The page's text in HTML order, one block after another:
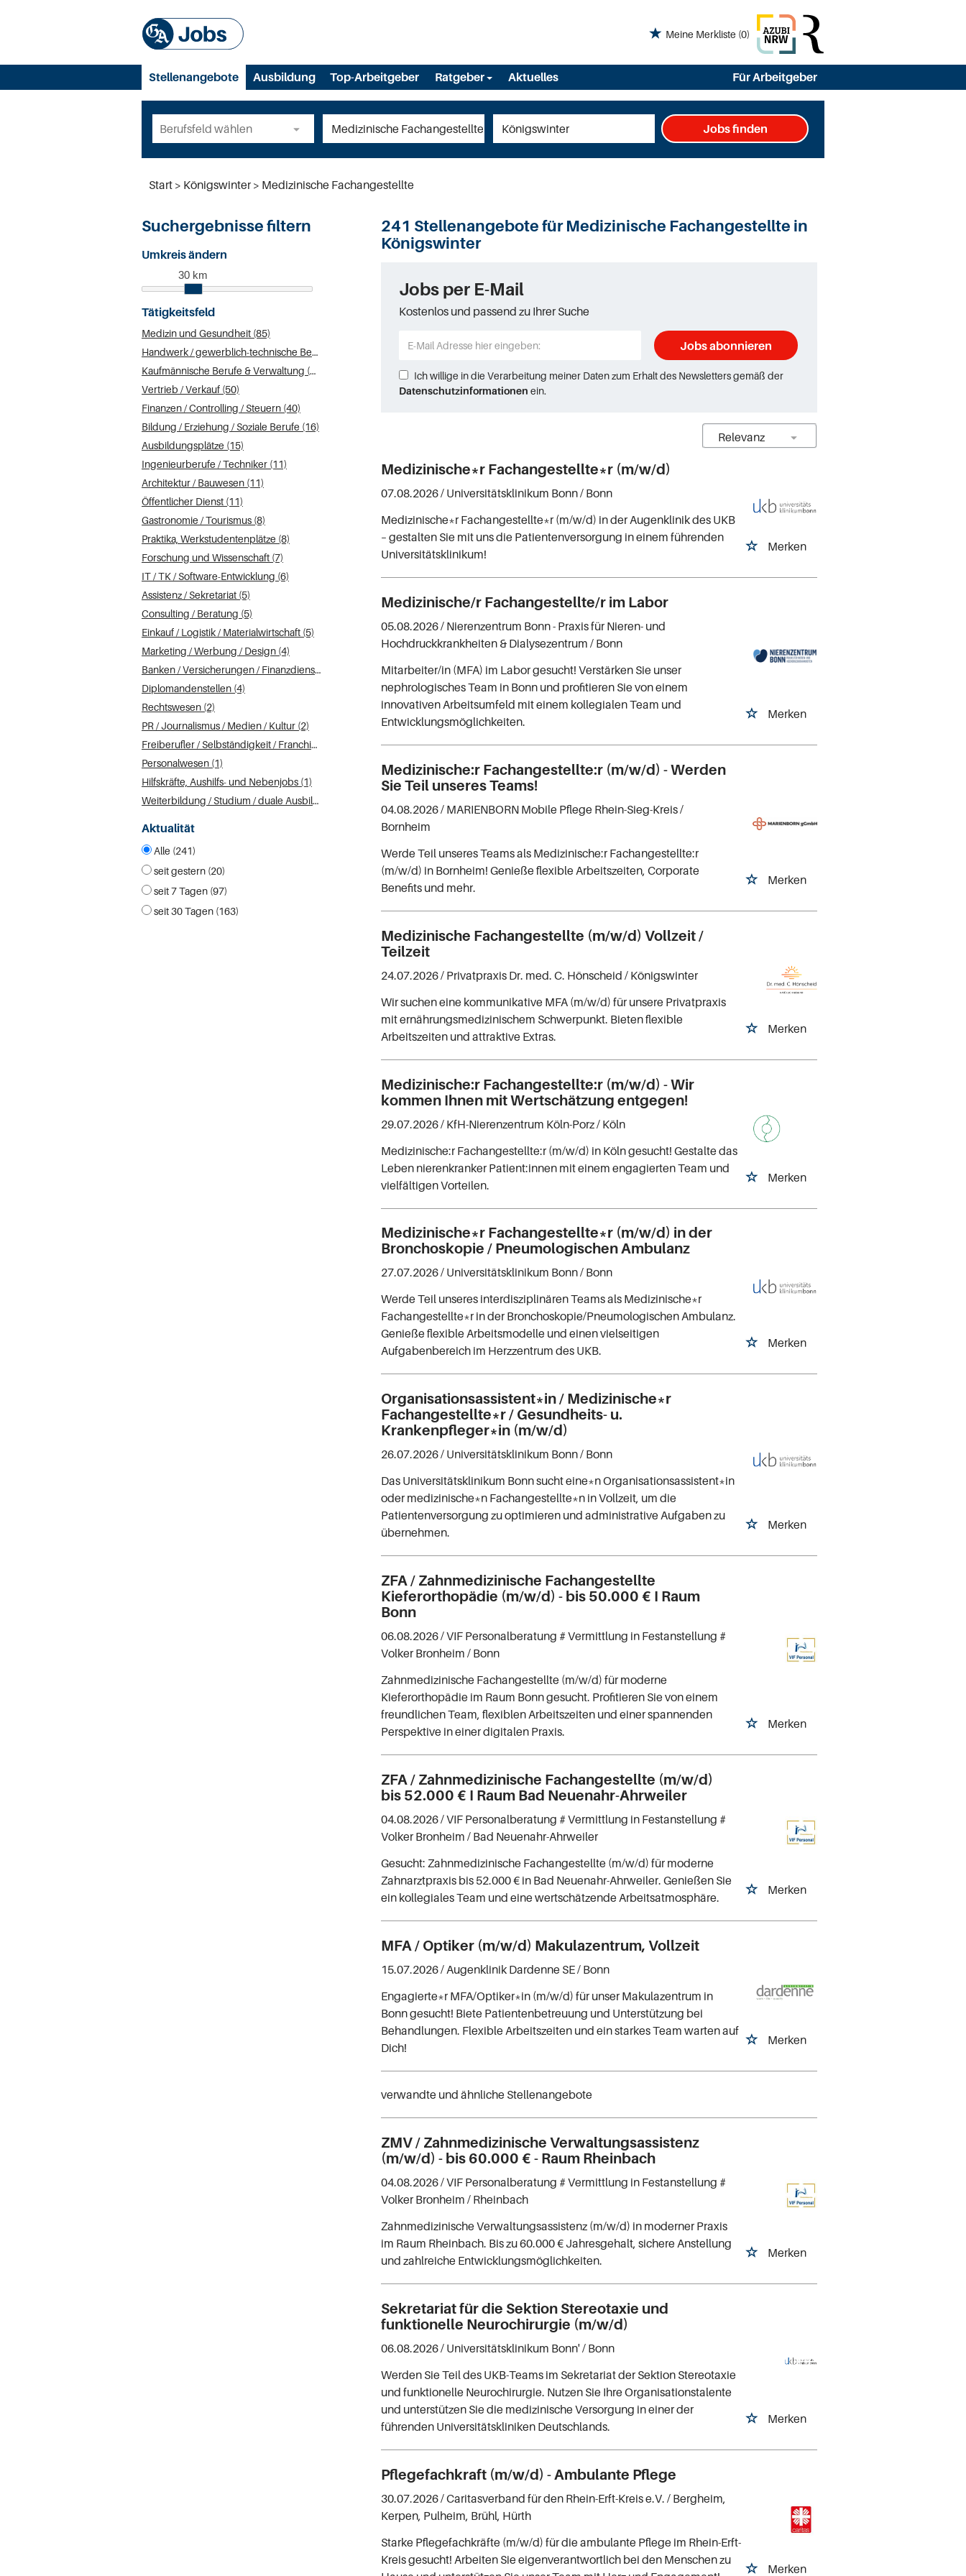
Meine Merkliste (0)
Stellenangebote Ausbildung Top-Arbeitgeber Ratgeber Aktuelles Für Arbeitgeber
Jobs finden
Start Königswinter Medizinische Fachangestellte
Suchergebnisse filtern
Umkreis ändern
30 km
Tätigkeitsfeld
Medizin und Gesundheit (85)
Handwerk / gewerblich-technische Berufe (58)
Kaufmännische Berufe & Verwaltung (50)
Vertrieb / Verkauf (50)
Finanzen / Controlling / Steuern (40)
Bildung / Erziehung / Soziale Berufe (16)
Ausbildungsplätze (15)
Ingenieurberufe / Techniker (11)
Architektur / Bauwesen (11)
Öffentlicher Dienst (11)
Gastronomie / Tourismus (8)
Praktika, Werkstudentenplätze (8)
Forschung und Wissenschaft (7)
IT / TK / Software-Entwicklung (6)
Assistenz / Sekretariat (5)
Consulting / Beratung (5)
Einkauf / Logistik / Materialwirtschaft (5)
Marketing / Werbung / Design (4)
Banken / Versicherungen / Finanzdienstleister (4)
Diplomandenstellen (4)
Rechtswesen (2)
PR / Journalismus / Medien / Kultur (2)
Freiberufler / Selbständigkeit / Franchise (2)
Personalwesen (1)
Hilfskräfte, Aushilfs- und Nebenjobs (1)
Weiterbildung / Studium / duale Ausbildung (1)
Aktualität
Alle (241)
seit gestern (20)
seit 7 Tagen (97)
seit 30 Tagen (163)
241 Stellenangebote für Medizinische Fachangestellte in
Königswinter
Jobs per E-Mail
Kostenlos und passend zu Ihrer Suche
Jobs abonnieren
Ich willige in die Verarbeitung meiner Daten zum Erhalt des Newsletters gemäß der
Datenschutzinformationen ein.
Medizinische*r Fachangestellte*r (m/w/d)
Merken
07.08.2026 / Universitätsklinikum Bonn/ Bonn
Medizinische*r Fachangestellte*r (m/w/d) in der Augenklinik des UKB
– gestalten Sie mit uns die Patientenversorgung in einem führenden
Universitätsklinikum!
Medizinische/r Fachangestellte/r im Labor
Merken
05.08.2026 / Nierenzentrum Bonn - Praxis für Nieren- und
Hochdruckkrankheiten & Dialysezentrum / Bonn
Mitarbeiter/in (MFA) im Labor gesucht! Verstärken Sie unser
nephrologisches Team in Bonn und profitieren Sie von einem
innovativen Arbeitsumfeld mit einem kollegialen Team und
Entwicklungsmöglichkeiten.
Medizinische:r Fachangestellte:r (m/w/d) - Werden
Sie Teil unseres Teams!
Merken
04.08.2026 / MARIENBORN Mobile Pflege Rhein-Sieg-Kreis/
Bornheim
Werde Teil unseres Teams als Medizinische:r Fachangestellte:r
(m/w/d) in Bornheim! Genieße flexible Arbeitszeiten, Corporate
Benefits und mehr.
Medizinische Fachangestellte (m/w/d) Vollzeit /
Teilzeit
Merken
24.07.2026 / Privatpraxis Dr. med. C. Hönscheid / Königswinter
Wir suchen eine kommunikative MFA (m/w/d) für unsere Privatpraxis
mit ernährungsmedizinischem Schwerpunkt. Bieten flexible
Arbeitszeiten und attraktive Extras.
Medizinische:r Fachangestellte:r (m/w/d) - Wir
kommen Ihnen mit Wertschätzung entgegen!
Merken
29.07.2026 / KfH-Nierenzentrum Köln-Porz/ Köln
Medizinische:r Fachangestellte:r (m/w/d) in Köln gesucht! Gestalte das
Leben nierenkranker Patient:innen mit einem engagierten Team und
vielfältigen Vorteilen.
Medizinische*r Fachangestellte*r (m/w/d) in der
Bronchoskopie / Pneumologischen Ambulanz
Merken
27.07.2026 / Universitätsklinikum Bonn/ Bonn
Werde Teil unseres interdisziplinären Teams als Medizinische*r
Fachangestellte*r in der Bronchoskopie/Pneumologischen Ambulanz.
Genieße flexible Arbeitsmodelle und einen vielseitigen
Aufgabenbereich im Herzzentrum des UKB.
Organisationsassistent*in / Medizinische*r
Fachangestellte*r / Gesundheits- u.
Krankenpfleger*in (m/w/d)
Merken
26.07.2026 / Universitätsklinikum Bonn/ Bonn
Das Universitätsklinikum Bonn sucht eine*n Organisationsassistent*in
oder medizinische*n Fachangestellte*n in Vollzeit, um die
Patientenversorgung zu optimieren und administrative Aufgaben zu
übernehmen.
ZFA / Zahnmedizinische Fachangestellte
Kieferorthopädie (m/w/d) - bis 50.000 € I Raum
Bonn
Merken
06.08.2026 /VIF Personalberatung # Vermittlung in Festanstellung #
Volker Bronheim / Bonn
Zahnmedizinische Fachangestellte (m/w/d) für moderne
Kieferorthopädie im Raum Bonn gesucht. Profitieren Sie von einem
freundlichen Team, flexiblen Arbeitszeiten und einer spannenden
Perspektive in einer digitalen Praxis.
ZFA / Zahnmedizinische Fachangestellte (m/w/d)
bis 52.000 € I Raum Bad Neuenahr-Ahrweiler
Merken
04.08.2026 /VIF Personalberatung # Vermittlung in Festanstellung #
Volker Bronheim / Bad Neuenahr-Ahrweiler
Gesucht: Zahnmedizinische Fachangestellte (m/w/d) für moderne
Zahnarztpraxis bis 52.000 € in Bad Neuenahr-Ahrweiler. Genießen Sie
ein kollegiales Team und eine wertschätzende Arbeitsatmosphäre.
MFA / Optiker (m/w/d) Makulazentrum, Vollzeit
Merken
15.07.2026 /Augenklinik Dardenne SE/ Bonn
Engagierte*r MFA/Optiker*in (m/w/d) für unser Makulazentrum in
Bonn gesucht! Biete Patientenbetreuung und Unterstützung bei
Behandlungen. Flexible Arbeitszeiten und ein starkes Team warten auf
Dich!
verwandte und ähnliche Stellenangebote
ZMV / Zahnmedizinische Verwaltungsassistenz
(m/w/d) - bis 60.000 € - Raum Rheinbach
Merken
04.08.2026 /VIF Personalberatung # Vermittlung in Festanstellung #
Volker Bronheim / Rheinbach
Zahnmedizinische Verwaltungsassistenz (m/w/d) in moderner Praxis
im Raum Rheinbach. Bis zu 60.000 € Jahresgehalt, sichere Anstellung
und zahlreiche Entwicklungsmöglichkeiten.
Sekretariat für die Sektion Stereotaxie und
funktionelle Neurochirurgie (m/w/d)
Merken
06.08.2026 / Universitätsklinikum Bonn' / Bonn
Werden Sie Teil des UKB-Teams im Sekretariat der Sektion Stereotaxie
und funktionelle Neurochirurgie. Nutzen Sie Ihre Organisationstalente
und unterstützen Sie die medizinische Versorgung in einer der
führenden Universitätskliniken Deutschlands.
Pflegefachkraft (m/w/d) - Ambulante Pflege
Merken
30.07.2026 /Caritasverband für den Rhein-Erft-Kreis e.V. / Bergheim,
Kerpen, Pulheim, Brühl, Hürth
Starke Pflegefachkräfte (m/w/d) für die ambulante Pflege im Rhein-Erft-
Kreis gesucht! Arbeiten Sie eigenverantwortlich bei den Menschen zu